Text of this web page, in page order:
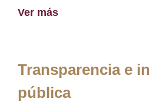
Ver más
Transparencia e
pública